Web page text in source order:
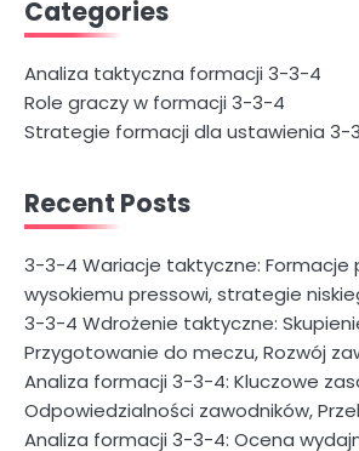
Categories
Analiza taktyczna formacji 3-3-4
Role graczy w formacji 3-3-4
Strategie formacji dla ustawienia 3-
Recent Posts
3-3-4 Wariacje taktyczne: Formacje
wysokiemu pressowi, strategie
3-3-4 Wdrożenie taktyczne:
Przygotowanie do meczu, Rozwój
Analiza formacji 3-3-4: Kluczowe
Odpowiedzialności zawodników,
Analiza formacji 3-3-4: Ocena